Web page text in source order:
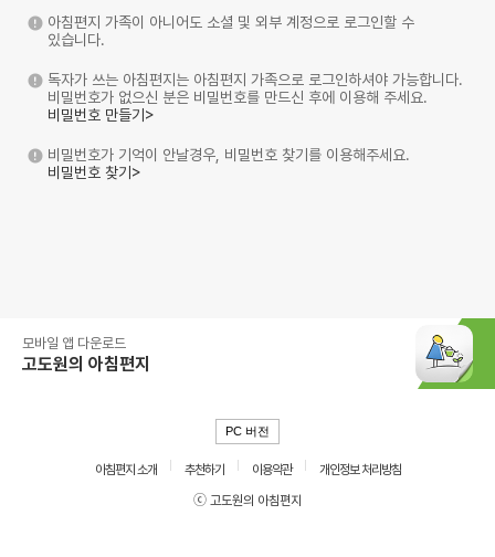
아침편지 가족이 아니어도 소셜 및 외부 계정으로 로그인할 수
있습니다.
독자가 쓰는 아침편지는 아침편지 가족으로 로그인하셔야 가능합니다.
비밀번호가 없으신 분은 비밀번호를 만드신 후에 이용해 주세요.
비밀번호 만들기>
비밀번호가 기억이 안날경우, 비밀번호 찾기를 이용해주세요.
비밀번호 찾기>
모바일 앱 다운로드
고도원의 아침편지
PC 버전
아침편지 소개 추천하기 이용약관
개인정보 처리방침
ⓒ 고도원의 아침편지